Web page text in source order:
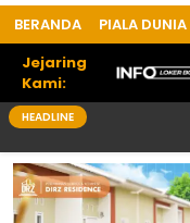
Bone Terkini
Referensi Informasi
BERANDA PIALA DUNIA
Jejaring
Kami:
HEADLINE